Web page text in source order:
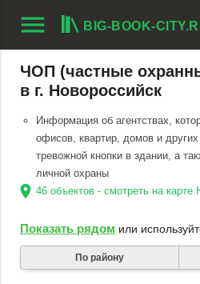
menu BIG-BOOK-
ЧОП (частные
в г. Новороссийск
Информация об агентствах,
офисов, квартир, домов и других
тревожной кнопки в здании, а
личной охраны
location_on 46 объектов - смотреть на карте
Показать рядом или
По району